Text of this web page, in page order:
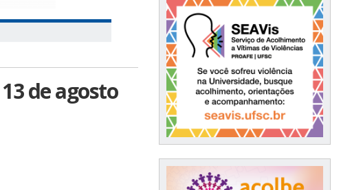
de agosto